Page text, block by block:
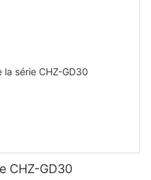
CHZ-GD30